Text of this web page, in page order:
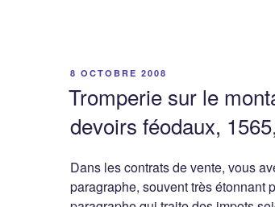
PUBLIÉ
8 OCTOBRE 2008
Tromperie sur le
devoirs féodaux,
Dans les contrats de vente, vous
paragraphe, souvent très étonnant